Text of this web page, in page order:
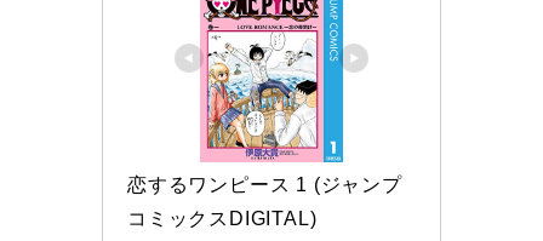
恋するワンピース 1 (ジャンプ
コミックスDIGITAL)